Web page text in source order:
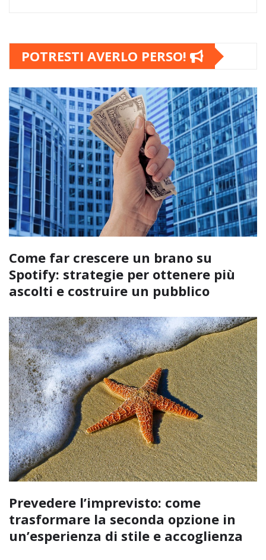
POTRESTI AVERLO PERSO!
Come far crescere un brano su
Spotify: strategie per ottenere più
ascolti e costruire un pubblico
Prevedere l’imprevisto: come
trasformare la seconda opzione in
un’esperienza di stile e accoglienza